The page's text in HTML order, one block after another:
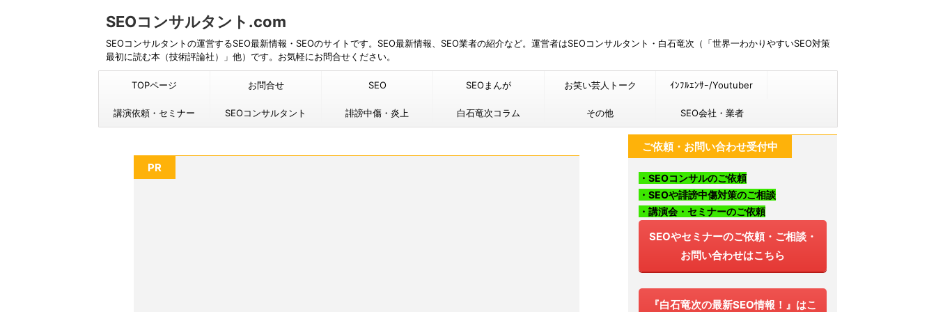
SEOコンサルタント.com
SEOコンサルタントの運営するSEO最新情報・SEOのサイトです。SEO最新情報、SEO業者の紹介など。運営者はSEOコンサルタント・白石竜次（「世界一わかりやすいSEO対策
最初に読む本（技術評論社）」他）です。お気軽にお問合せください。
TOPページ お問合せ SEO SEOまんが お笑い芸人トーク ｲﾝﾌﾙｴﾝｻｰ/Youtuber
講演依頼・セミナー SEOコンサルタント 誹謗中傷・炎上 白石竜次コラム その他 SEO会社・業者
PR
ご依頼・お問い合わせ受付中
・SEOコンサルのご依頼
・SEOや誹謗中傷対策のご相談
・講演会・セミナーのご依頼
SEOやセミナーのご依頼・ご相談・
お問い合わせはこちら
『白石竜次の最新SEO情報！』はこ